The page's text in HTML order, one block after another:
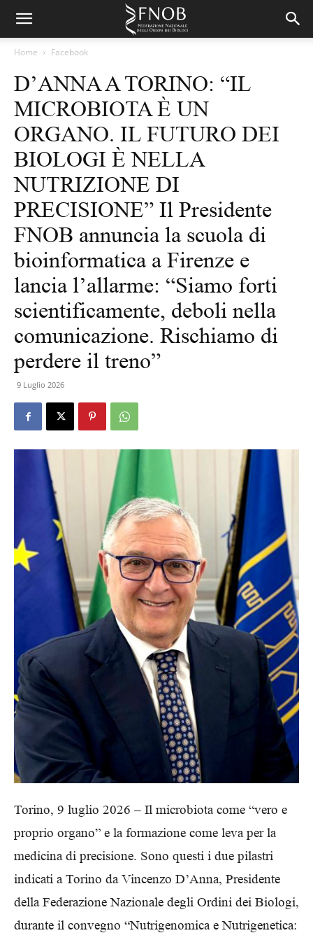
Home Facebook
D’ANNA A TORINO: “IL
MICROBIOTA È UN
ORGANO. IL FUTURO DEI
BIOLOGI È NELLA
NUTRIZIONE DI
PRECISIONE” Il Presidente
FNOB annuncia la scuola di
bioinformatica a Firenze e
lancia l’allarme: “Siamo forti
scientificamente, deboli nella
comunicazione. Rischiamo di
perdere il treno”
9 Luglio 2026
Torino, 9 luglio 2026 – Il microbiota come “vero e
proprio organo” e la formazione come leva per la
medicina di precisione. Sono questi i due pilastri
indicati a Torino da Vincenzo D’Anna, Presidente
della Federazione Nazionale degli Ordini dei Biologi,
durante il convegno “Nutrigenomica e Nutrigenetica: